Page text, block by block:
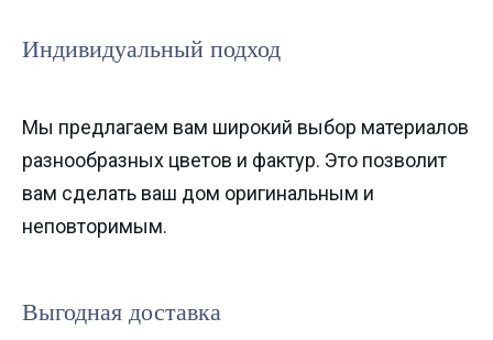
Индивидуальный подход
Мы предлагаем вам широкий выбор материалов
разнообразных цветов и фактур. Это позволит
вам сделать ваш дом оригинальным и
неповторимым.
Выгодная доставка